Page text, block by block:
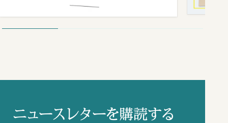
ニュースレターを購読する